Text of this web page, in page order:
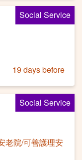
Social Service
19 days before
Social Service
老院/可善護理安